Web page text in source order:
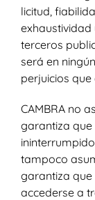
licitud,
terceros
será en
perjuicios
CAMBRA no
garantiza que
tampoco
garantiza
accederse a